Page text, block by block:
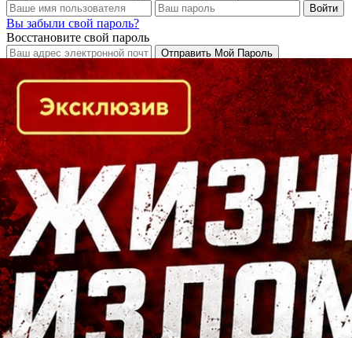
Вы забыли свой пароль?
Восстановите свой пароль
Кто есть кто в Байкальском регионе